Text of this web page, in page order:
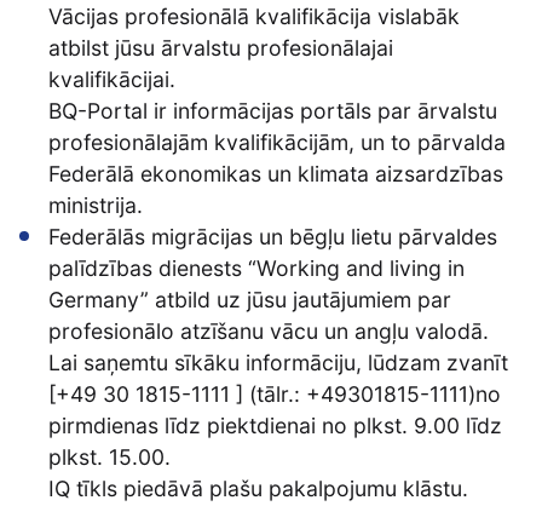
Vācijas profesionālā kvalifikācija vislabāk
atbilst jūsu ārvalstu profesionālajai
kvalifikācijai.
BQ-Portal ir informācijas portāls par ārvalstu
profesionālajām kvalifikācijām, un to pārvalda
Federālā ekonomikas un klimata aizsardzības
ministrija.
Federālās migrācijas un bēgļu lietu pārvaldes
palīdzības dienests “Working and living in
Germany” atbild uz jūsu jautājumiem par
profesionālo atzīšanu vācu un angļu valodā.
Lai saņemtu sīkāku informāciju, lūdzam zvanīt
[+49 30 1815-1111 ] (tālr.: +49301815-1111)no
pirmdienas līdz piektdienai no plkst. 9.00 līdz
plkst. 15.00.
IQ tīkls piedāvā plašu pakalpojumu klāstu.